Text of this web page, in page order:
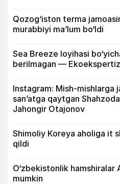
Qozog‘iston terma
murabbiyi ma’lum bo‘ldi
Sea Breeze loyihasi
berilmagan —
Instagram: Mish-mishlarga
san’atga qaytgan
Jahongir Otajonov
Shimoliy Koreya aholiga it
qildi
O‘zbekistonlik hamshiralar
mumkin